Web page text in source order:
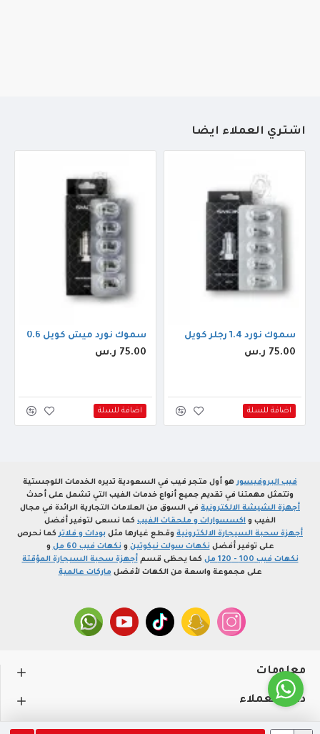
أشتري العملاء أيضاً
سموك نورد 1.4 رجلر كويل
75.00 ر.س
اضافة للسلة
سموك نورد ميش كويل 0.6
75.00 ر.س
اضافة للسلة
فيب البروفيسورهو أول متجر فيب في السعودية تديره الخدمات اللوجستية
وتتمثل مهمتنا في تقديم جميع أنواع خدمات الفيب التي تشمل على أحدث
أجهزة الشيشة الالكترونية في السوق من العلامات التجارية الرائدة في مجال
الفيب و اكسسوارات و ملحقات الفيب كما نسعى لتوفير أفضل
أجهزة سحبة السيجارة الالكترونية وقطع غيارها مثل بودات و فلاتركما نحرص
على توفير أفضلنكهات سولت نيكوتين ونكهات فيب 60 مل
و
نكهات فيب 100 - 120 مل
كما يحظى قسمأجهزة سحبة السيجارة المؤقتة
على مجموعة واسعة من الكهات لأفضل ماركات عالمية
معلومات
دعم العملاء
حســـابي